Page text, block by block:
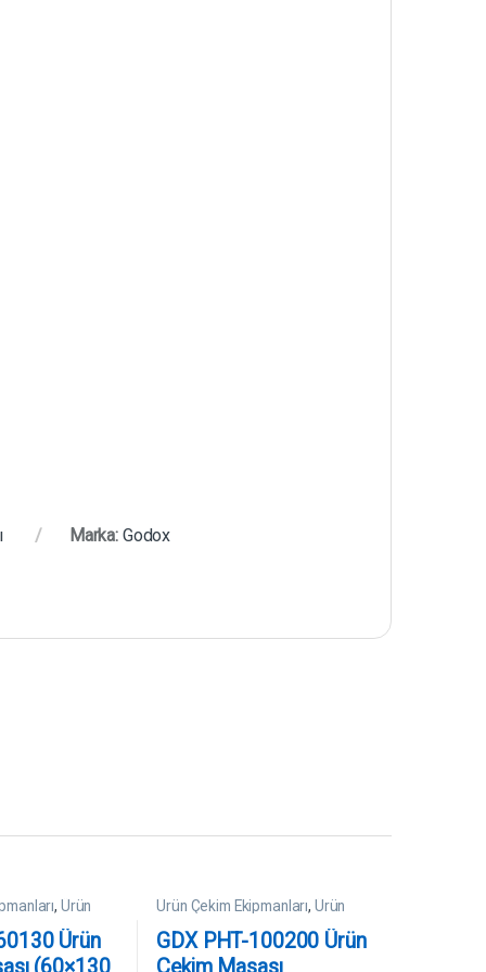
Marka: Godox
, Ürün
Ürün
Ürün Çekim Ekipmanları, Ürün
GDX PHT-100200 Ürün